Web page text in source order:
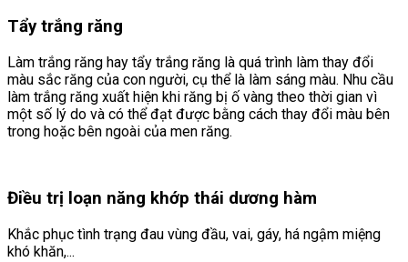
Tẩy trắng răng
Làm trắng răng hay tẩy trắng răng là quá trình làm thay đổi
màu sắc răng của con người, cụ thể là làm sáng màu. Nhu cầu
làm trắng răng xuất hiện khi răng bị ố vàng theo thời gian vì
một số lý do và có thể đạt được bằng cách thay đổi màu bên
trong hoặc bên ngoài của men răng.
Điều trị loạn năng khớp thái dương hàm
Khắc phục tình trạng đau vùng đầu, vai, gáy, há ngậm miệng
khó khăn,...